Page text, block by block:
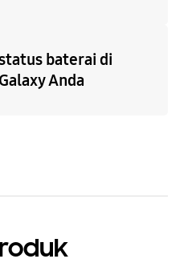
baterai di
Anda